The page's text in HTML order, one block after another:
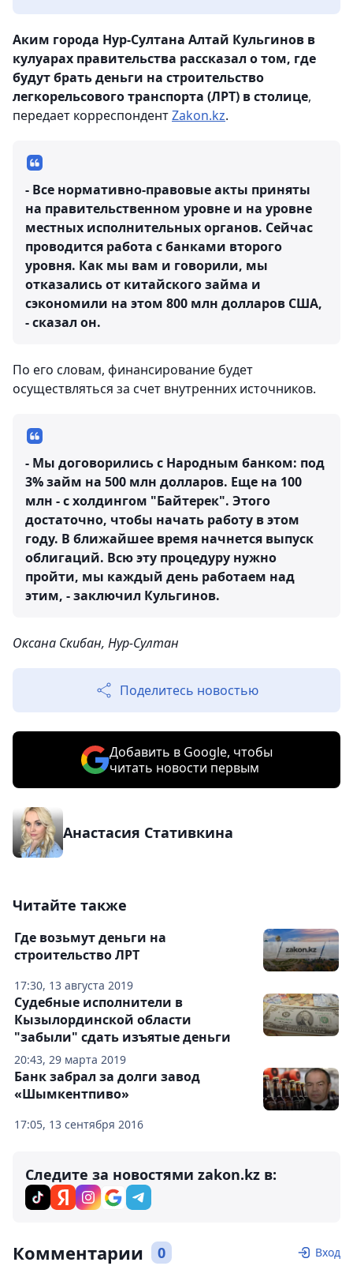
Аким города Нур-Султана Алтай Кульгинов в
кулуарах правительства раcсказал о том, где
будут брать деньги на строительство
легкорельсового транспорта (ЛРТ) в столице,
передает корреспондентZakon.kz.
- Все нормативно-правовые акты приняты
на правительственном уровне и на уровне
местных исполнительных органов. Сейчас
проводится работа с банками второго
уровня. Как мы вам и говорили, мы
отказались от китайского займа и
сэкономили на этом 800 млн долларов США,
- сказал он.
По его словам, финансирование будет
осуществляться за счет внутренних источников.
- Мы договорились с Народным банком: под
3% займ на 500 млн долларов. Еще на 100
млн - с холдингом "Байтерек". Этого
достаточно, чтобы начать работу в этом
году. В ближайшее время начнется выпуск
облигаций. Всю эту процедуру нужно
пройти, мы каждый день работаем над
этим, - заключил Кульгинов.
Оксана Скибан, Нур-Султан
Поделитесь новостью
Добавить в Google, чтобы
читать новости первым
Анастасия Стативкина
Читайте также
17:30, 13 августа 2019
Где возьмут деньги на
строительство ЛРТ
20:43, 29 марта 2019
Судебные исполнители в
Кызылординской области
"забыли" сдать изъятые деньги
17:05, 13 сентября 2016
Банк забрал за долги завод
«Шымкентпиво»
Следите за новостями zakon.kz в:
Комментарии 0 Вход